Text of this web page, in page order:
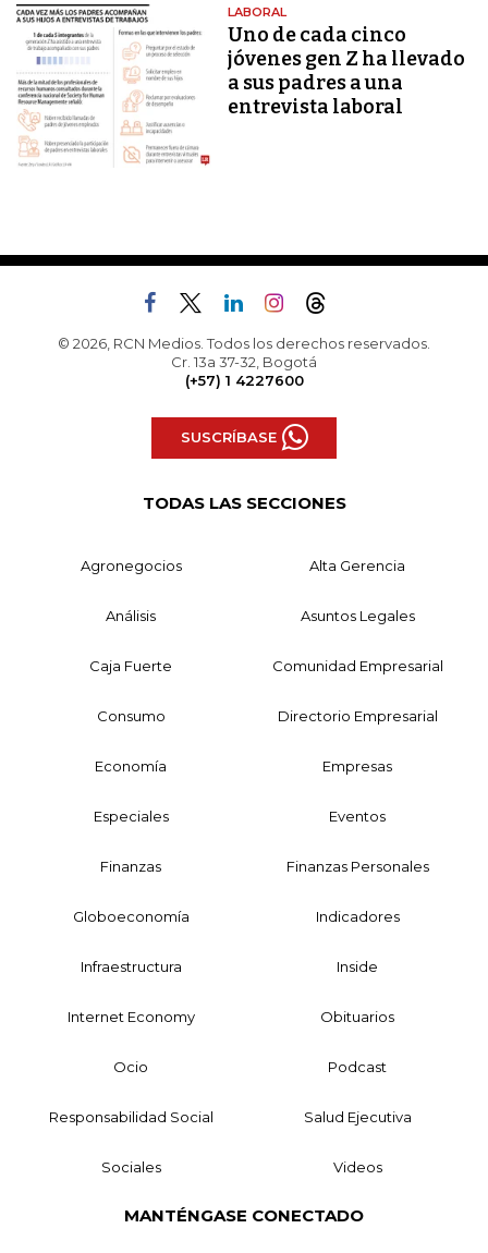
LABORAL
Uno de cada cinco
jóvenes gen Z ha llevado
a sus padres a una
entrevista laboral
© 2026, RCN Medios. Todos los derechos reservados.
Cr. 13a 37-32, Bogotá
(+57) 1 4227600
SUSCRÍBASE
TODAS LAS SECCIONES
Agronegocios Alta Gerencia
Análisis Asuntos Legales
Caja Fuerte Comunidad Empresarial
Consumo Directorio Empresarial
Economía Empresas
Especiales Eventos
Finanzas Finanzas Personales
Globoeconomía Indicadores
Infraestructura Inside
Internet Economy Obituarios
Ocio Podcast
Responsabilidad Social Salud Ejecutiva
Sociales Videos
MANTÉNGASE CONECTADO